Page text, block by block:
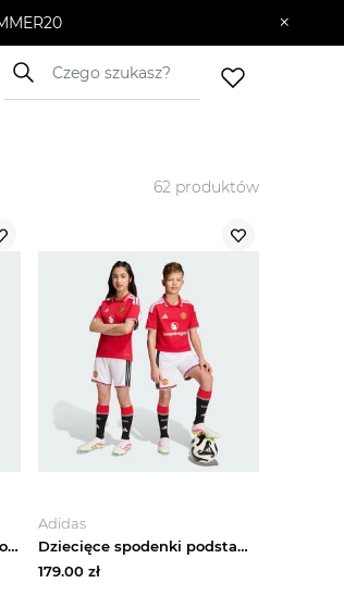
×
62 produktów
Dziecięce spodenki wyjazdowe Ajax Amsterdam 26 / 27 Adidas czarny
Adidas
Dziecięce spodenki podstawowe Manchester United 26 / 27 Adidas biały
179.00zł